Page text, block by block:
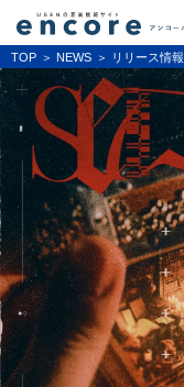
TOP NEWS リリース情報